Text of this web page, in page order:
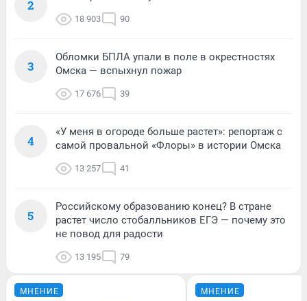
2
18 903 90
3
Обломки БПЛА упали в поле в окрестностях
Омска — вспыхнул пожар
17 676 39
4
«У меня в огороде больше растет»: репортаж с
самой провальной «Флоры» в истории Омска
13 257 41
5
Российскому образованию конец? В стране
растет число стобалльников ЕГЭ — почему это
не повод для радости
13 195 79
МНЕНИЕ МНЕНИЕ